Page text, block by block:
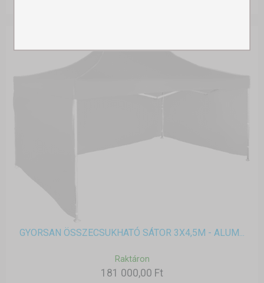
GYORSAN ÖSSZECSUKHATÓ SÁTOR 3X4,5M - ALUM...
Raktáron
181 000,00 Ft